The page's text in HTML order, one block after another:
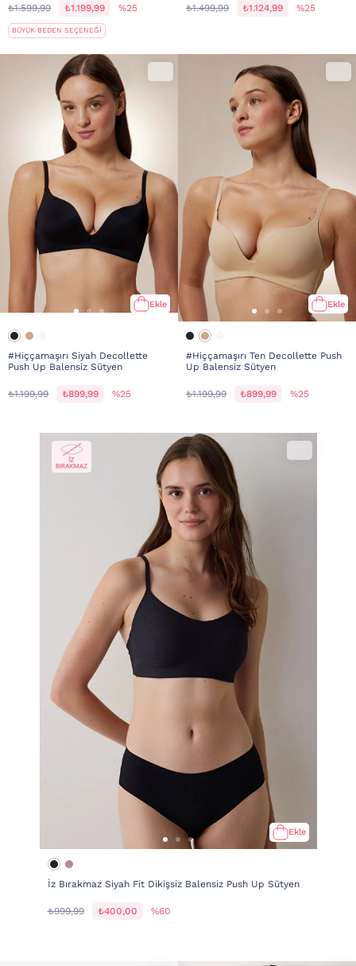
₺1.599,99 ₺1.199,99 %25
BÜYÜK BEDEN SEÇENEĞİ
₺1.499,99 ₺1.124,99 %25
Ekle
#Hiççamaşırı Siyah Decollette
Push Up Balensiz Sütyen
₺1.199,99 ₺899,99 %25
Ekle
#Hiççamaşırı Ten Decollette Push
Up Balensiz Sütyen
₺1.199,99 ₺899,99 %25
Ekle
İz Bırakmaz Siyah Fit Dikişsiz Balensiz Push Up Sütyen
₺999,99 ₺400,00 %60